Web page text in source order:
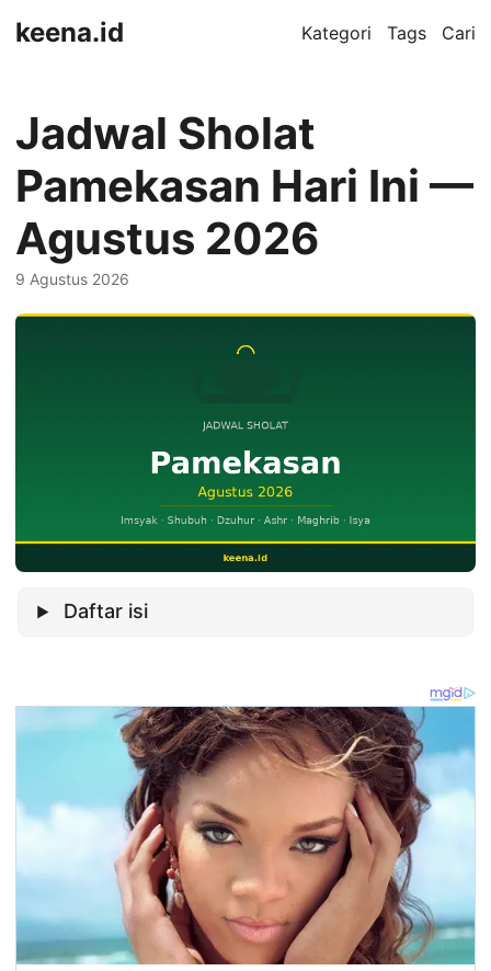
keena.id Kategori Tags Cari
Jadwal Sholat
Pamekasan Hari Ini —
Agustus 2026
9 Agustus 2026
Daftar isi